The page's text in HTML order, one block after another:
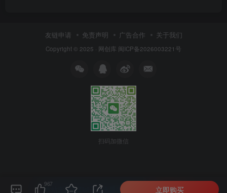
友链申请 免责声明 广告合作 关于我们
Copyright © 2025 · 网创库 闽ICP备2026003221号
扫码加微信
967
立即购买
本站主题由Zibll子比主题强力驱动 联系作者